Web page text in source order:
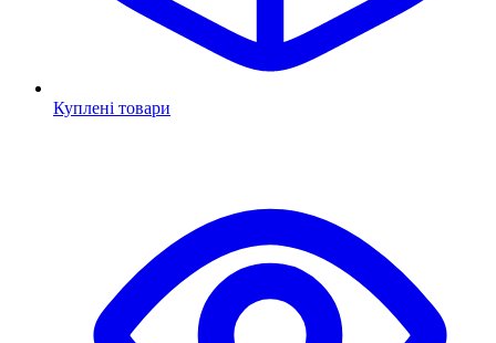
Куплені товари